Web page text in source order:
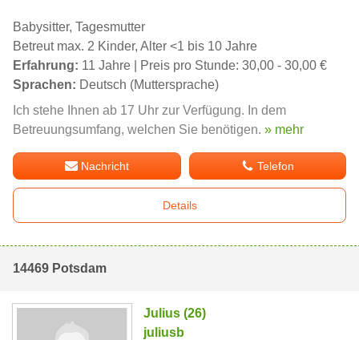
Babysitter, Tagesmutter
Betreut max. 2 Kinder, Alter <1 bis 10 Jahre
Erfahrung: 11 Jahre | Preis pro Stunde: 30,00 - 30,00 €
Sprachen: Deutsch (Muttersprache)
Ich stehe Ihnen ab 17 Uhr zur Verfügung. In dem
Betreuungsumfang, welchen Sie benötigen. » mehr
Nachricht Telefon
Details
14469 Potsdam
Julius (26)
juliusb